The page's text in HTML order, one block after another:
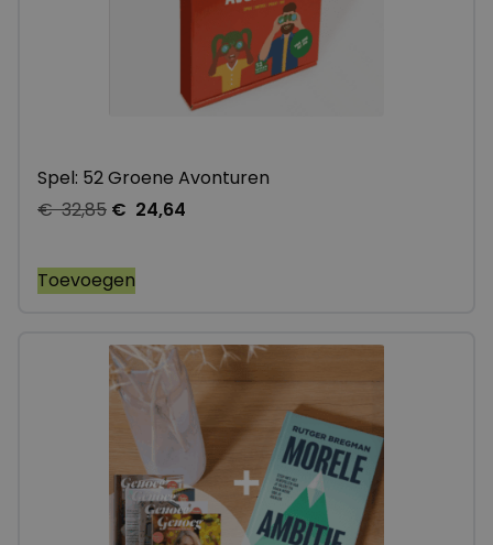
Spel: 52 Groene Avonturen
€32,85 € 24,64
Toevoegen